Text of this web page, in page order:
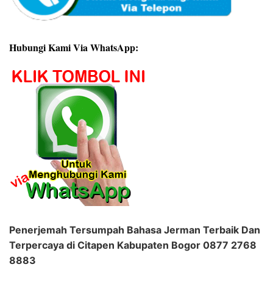
Hubungi Kami Via WhatsApp:
Penerjemah Tersumpah Bahasa Jerman Terbaik Dan
Terpercaya di Citapen Kabupaten Bogor 0877 2768
8883